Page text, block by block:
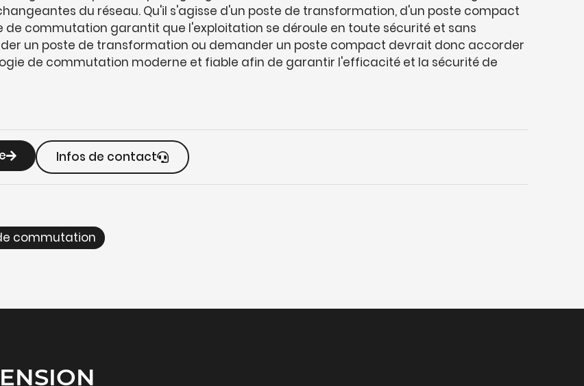
du réseau. Qu'il s'agisse d'un poste de transformation, d'un poste compact
commutation garantit que l'exploitation se déroule en toute sécurité et sans
un poste de transformation ou demander un poste compact devrait donc accorder
de commutation moderne et fiable afin de garantir l'efficacité et la sécurité de
Infos de contact
commutation